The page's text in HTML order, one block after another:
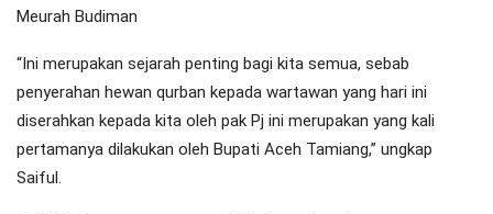
Meurah Budiman
“Ini merupakan sejarah penting bagi kita semua, sebab
penyerahan hewan qurban kepada wartawan yang hari ini
diserahkan kepada kita oleh pak Pj ini merupakan yang kali
pertamanya dilakukan oleh Bupati Aceh Tamiang,” ungkap
Saiful.